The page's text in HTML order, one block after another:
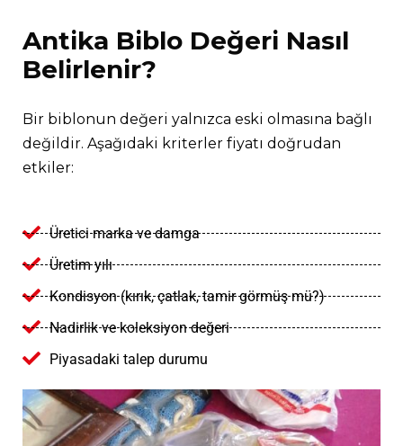
Antika Biblo Değeri Nasıl
Belirlenir?
Bir biblonun değeri yalnızca eski olmasına bağlı
değildir. Aşağıdaki kriterler fiyatı doğrudan
etkiler:
Üretici marka ve damga
Üretim yılı
Kondisyon (kırık, çatlak, tamir görmüş mü?)
Nadirlik ve koleksiyon değeri
Piyasadaki talep durumu